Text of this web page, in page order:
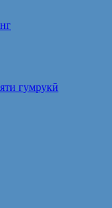
гумрукӣ